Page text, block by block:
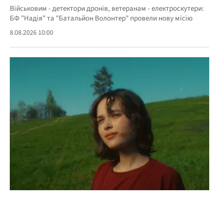
Військовим - детектори дронів, ветеранам - електроскутери:
БФ "Надія" та "Батальйон Волонтер" провели нову місію
8.08.2026 10:00